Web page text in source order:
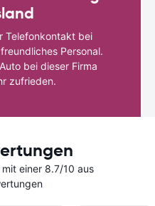
Telefonkontakt bei
Personal.
bei dieser Firma
zufrieden.
einer 8.7/10 aus